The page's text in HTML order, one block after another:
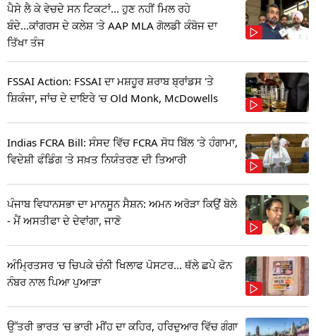
ਪੈਸੇ ਲੈ ਕੇ ਵੇਚਦੇ ਸਨ ਟਿਕਟਾਂ... ਹੁਣ ਨਹੀਂ ਮਿਲ ਰਹੇ
ਬੰਦੇ...ਕਾਂਗਰਸ ਦੇ ਕਲੇਸ਼ 'ਤੇ AAP MLA ਗੋਲਡੀ ਕੰਬੋਜ ਦਾ
ਤਿੱਖਾ ਤੰਜ
FSSAI Action: FSSAI ਦਾ ਮਸ਼ਹੂਰ ਸ਼ਰਾਬ ਬ੍ਰਾਂਡਸ 'ਤੇ
ਸ਼ਿਕੰਜਾ, ਜਾਂਚ ਦੇ ਦਾਇਰੇ 'ਚ Old Monk, McDowells
Indias FCRA Bill: ਸੰਸਦ ਵਿੱਚ FCRA ਸੋਧ ਬਿੱਲ 'ਤੇ ਹੰਗਾਮਾ,
ਵਿਦੇਸ਼ੀ ਫੰਡਿੰਗ 'ਤੇ ਸਖ਼ਤ ਨਿਯੰਤਰਣ ਦੀ ਤਿਆਰੀ
ਪੰਜਾਬ ਵਿਧਾਨਸਭਾ ਦਾ ਮਾਨਸੂਨ ਸੈਸ਼ਨ: ਅਮਨ ਅਰੋੜਾ ਕਿਉਂ ਬੋਲੇ
- ਮੈਂ ਅਸਤੀਫਾ ਦੇ ਦੇਵਾਂਗਾ, ਜਾਣੋ
ਅੰਮ੍ਰਿਤਸਰ 'ਚ ਚਿਪਕੇ ਚੰਨੀ ਖਿਲਾਫ ਪੋਸਟਰ... ਥੱਲੇ ਛਪੇ ਫੋਨ
ਨੰਬਰ ਨਾਲ ਪਿਆ ਪੁਆੜਾ
ਉੱਤਰੀ ਭਾਰਤ 'ਚ ਭਾਰੀ ਮੀਂਹ ਦਾ ਕਹਿਰ, ਹਰਿਦੁਆਰ ਵਿੱਚ ਗੰਗਾ